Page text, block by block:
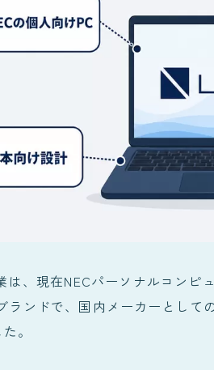
は、現在NECパーソナルコンピ
ランドで、国内メーカーとし
。